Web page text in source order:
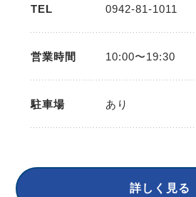
TEL 0942-81-1011
営業時間 10:00〜19:30
駐車場 あり
詳しく見る